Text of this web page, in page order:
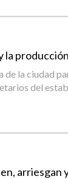
la
la ciudad
del
arriesgan